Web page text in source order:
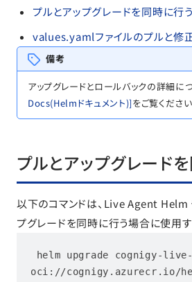
プルとアップグレードを同時に行う
values.yamlファイルのプルと修
備考
アップグレードとロールバックの詳細に
Docs(Helmドキュメント)]をご覧ください
プルとアップグレード
以下のコマンドは、Live Agent Helm
プグレードを同時に行う場合に使用す
oci://cognigy.azurecr.io/